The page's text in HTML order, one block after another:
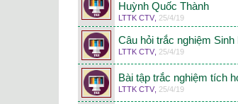
Huỳnh Quốc Thành
LTTK CTV 25/4/19
Câu hỏi trắc nghiệm
LTTK CTV 25/4/19
Bài tập trắc nghiệm tích
LTTK CTV 25/4/19